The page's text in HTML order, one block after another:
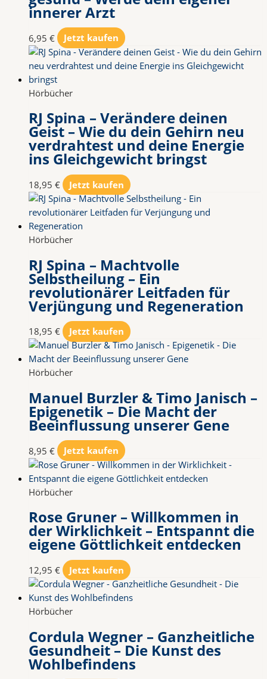
innerer Arzt
6,95 € Jetzt kaufen
Hörbücher
RJ Spina – Verändere deinen
Geist – Wie du dein Gehirn neu
verdrahtest und deine Energie
ins Gleichgewicht bringst
18,95 € Jetzt kaufen
Hörbücher
RJ Spina – Machtvolle
Selbstheilung – Ein
revolutionärer Leitfaden für
Verjüngung und Regeneration
18,95 € Jetzt kaufen
Hörbücher
Manuel Burzler & Timo Janisch –
Epigenetik – Die Macht der
Beeinflussung unserer Gene
8,95 € Jetzt kaufen
Hörbücher
Rose Gruner – Willkommen in
der Wirklichkeit – Entspannt die
eigene Göttlichkeit entdecken
12,95 € Jetzt kaufen
Hörbücher
Cordula Wegner – Ganzheitliche
Gesundheit – Die Kunst des
Wohlbefindens